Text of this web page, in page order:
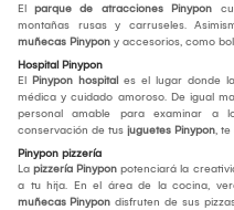
El parque de atracciones Pinypon
montañas rusas y carruseles.
muñecas Pinypon y accesorios, como
Hospital Pinypon
El Pinypon hospital es el lugar donde
médica y cuidado amoroso. De igual
personal amable para examinar a
conservación de tus juguetes Pinypon, te
Pinypon pizzería
La pizzería Pinypon potenciará la
a tu hija. En el área de la cocina,
muñecas Pinypon disfruten de sus